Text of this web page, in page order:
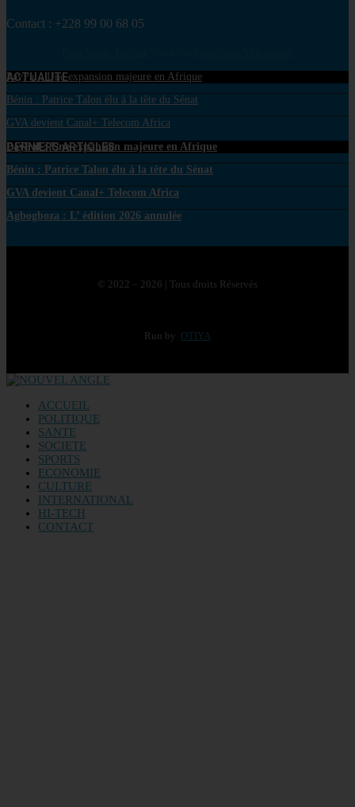
Contact : +228 99 00 68 05
ACTUALITE
PayPal : Une expansion majeure en Afrique
Bénin : Patrice Talon élu à la tête du Sénat
GVA devient Canal+ Telecom Africa
DERNIERS ARTICLES
PayPal : Une expansion majeure en Afrique
Bénin : Patrice Talon élu à la tête du Sénat
GVA devient Canal+ Telecom Africa
Agbogboza : L’ édition 2026 annulée
© 2022 – 2026 | Tous droits Réservés
Run by OTIYA
ACCUEIL
POLITIQUE
SANTE
SOCIETE
SPORTS
ECONOMIE
CULTURE
INTERNATIONAL
HI-TECH
CONTACT